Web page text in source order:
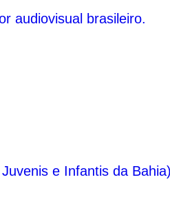
audiovisual brasileiro.
e Infantis da